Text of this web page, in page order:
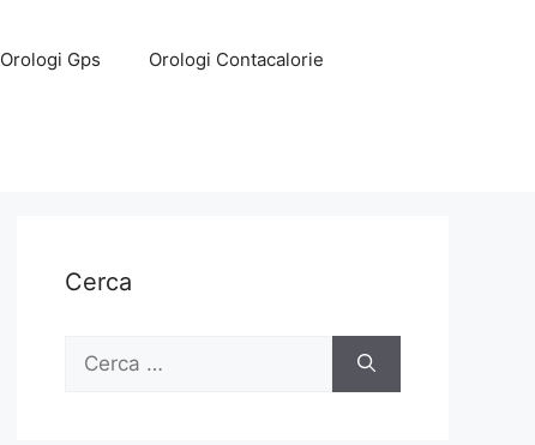
Orologi Gps Orologi Contacalorie
Cerca
Ricerca